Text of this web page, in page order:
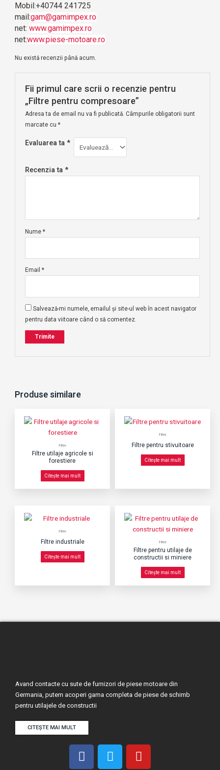
Mobil:+40744 241725
mail:gam@gamimpex.ro
net: www.gamimpex.ro
net:www.piese-motoare.ro
Nu există recenzii până acum.
Fii primul care scrii o recenzie pentru
„Filtre pentru compresoare”
Adresa ta de email nu va fi publicată. Câmpurile obligatorii sunt
marcate cu *
Evaluarea ta *
Recenzia ta *
Nume *
Email *
Salvează-mi numele, emailul și site-ul web în acest navigator
pentru data viitoare când o să comentez.
Produse similare
Filtre
Filtre utilaje agricole si
forestiere
Citește mai mult
Filtre
Filtre pentru stivuitoare
Citește mai mult
Filtre
Filtre industriale
Citește mai mult
Filtre
Filtre pentru utilaje de
constructii si miniere
Citește mai mult
Avand contacte cu sute de furnizori de piese motoare din
Germania, putem acoperi gama completa de piese de schimb
pentru utilajele de constructii
CITEȘTE MAI MULT
F
a
T
w
Y
o